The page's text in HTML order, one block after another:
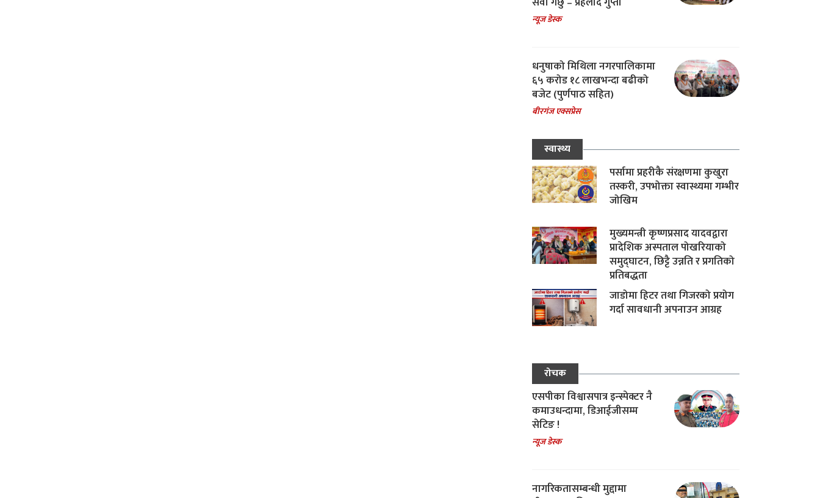
न्यूज डेस्क
धनुषाको मिथिला नगरपालिकामा
६५ करोड १८ लाखभन्दा बढीको
बजेट (पुर्णपाठ सहित)
बीरगंज एक्सप्रेस
स्वास्थ्य
पर्सामा प्रहरीकै संरक्षणमा कुखुरा
तस्करी, उपभोक्ता स्वास्थ्यमा गम्भीर
जोखिम
मुख्यमन्त्री कृष्णप्रसाद यादवद्वारा
प्रादेशिक अस्पताल पोखरियाको
समुद्घाटन, छिट्टै उन्नति र प्रगतिको
प्रतिबद्धता
जाडोमा हिटर तथा गिजरको प्रयोग
गर्दा सावधानी अपनाउन आग्रह
रोचक
एसपीका विश्वासपात्र इन्स्पेक्टर नै
कमाउधन्दामा, डिआईजीसम्म
सेटिङ !
न्यूज डेस्क
नागरिकतासम्बन्धी मुद्दामा